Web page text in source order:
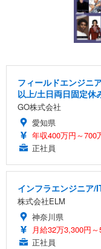
フィールドエンジニ
以上/土日両日固定休
GO株式会社
愛知県
年収400万円～700
正社員
インフラエンジニア/
株式会社ELM
神奈川県
月給32万3,300円
正社員